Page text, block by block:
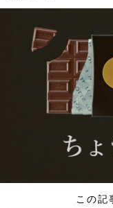
この記